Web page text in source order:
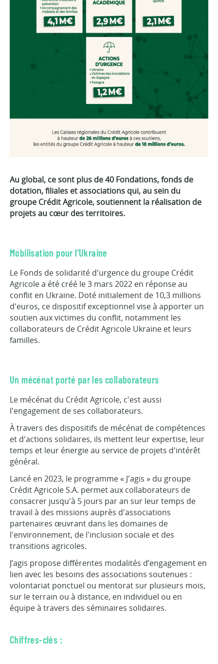
Au global, ce sont plus de 40 Fondations, fonds de
dotation, filiales et associations qui, au sein du
groupe Crédit Agricole, soutiennent la réalisation de
projets au cœur des territoires.
Mobilisation pour l’Ukraine
Le Fonds de solidarité d'urgence du groupe Crédit
Agricole a été créé le 3 mars 2022 en réponse au
conflit en Ukraine. Doté initialement de 10,3 millions
d'euros, ce dispositif exceptionnel vise à apporter un
soutien aux victimes du conflit, notamment les
collaborateurs de Crédit Agricole Ukraine et leurs
familles.
Un mécénat porté par les collaborateurs
Le mécénat du Crédit Agricole, c'est aussi
l'engagement de ses collaborateurs.
À travers des dispositifs de mécénat de compétences
et d'actions solidaires, ils mettent leur expertise, leur
temps et leur énergie au service de projets d'intérêt
général.
Lancé en 2023, le programme « J'agis » du groupe
Crédit Agricole S.A. permet aux collaborateurs de
consacrer jusqu'à 5 jours par an sur leur temps de
travail à des missions auprès d'associations
partenaires œuvrant dans les domaines de
l'environnement, de l'inclusion sociale et des
transitions agricoles.
J’agis propose différentes modalités d’engagement en
lien avec les besoins des associations soutenues :
volontariat ponctuel ou mentorat sur plusieurs mois,
sur le terrain ou à distance, en individuel ou en
équipe à travers des séminaires solidaires.
Chiffres-clés :